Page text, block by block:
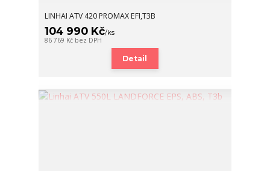
LINHAI ATV 420 PROMAX EFI,T3B
104 990 Kč/ks
86 769 Kč bez DPH
Detail